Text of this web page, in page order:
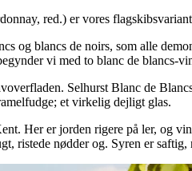
red.) er vores
og blancs de noirs, som alle
vi med to blanc de blancs-
Selhurst Blanc de
et virkelig dejligt glas.
Her er jorden rigere på ler, og
ristede nødder og. Syren er saftig,